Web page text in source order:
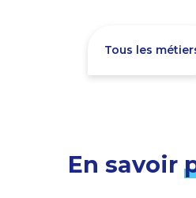
Tous les
En savoir